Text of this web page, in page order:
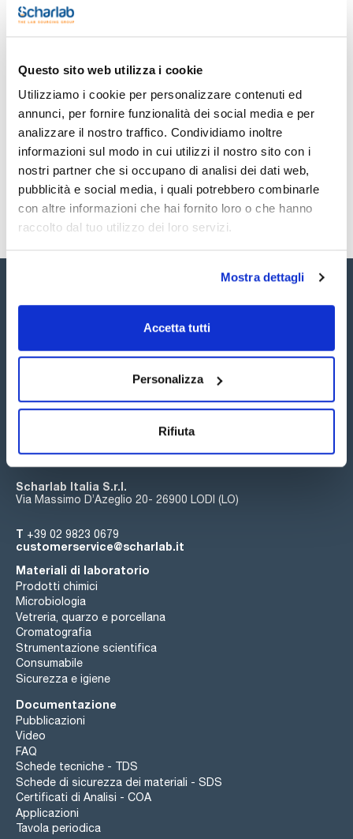
Questo sito web utilizza i cookie
Utilizziamo i cookie per personalizzare contenuti ed
annunci, per fornire funzionalità dei social media e per
analizzare il nostro traffico. Condividiamo inoltre
informazioni sul modo in cui utilizzi il nostro sito con i
nostri partner che si occupano di analisi dei dati web,
pubblicità e social media, i quali potrebbero combinarle
con altre informazioni che hai fornito loro o che hanno
raccolto dal tuo utilizzo dei loro servizi.
Mostra dettagli
Accetta tutti
Personalizza
Rifiuta
Documentazione tecnica
TDS / Scheda tecnica
Registrati per i download
COA
Registrati per i download
SDS / Scheda di
Sicurezza
Registrati per i download
Seguici:
Iscriviti alla Newsletter
Scharlab Italia S.r.l.
Via Massimo D’Azeglio 20- 26900 LODI (LO)
T +39 02 9823 0679
customerservice@scharlab.it
Materiali di laboratorio
Prodotti chimici
Microbiologia
Vetreria, quarzo e porcellana
Cromatografia
Strumentazione scientifica
Consumabile
Sicurezza e igiene
Documentazione
Pubblicazioni
Video
FAQ
Schede tecniche - TDS
Schede di sicurezza dei materiali - SDS
Certificati di Analisi - COA
Applicazioni
Tavola periodica